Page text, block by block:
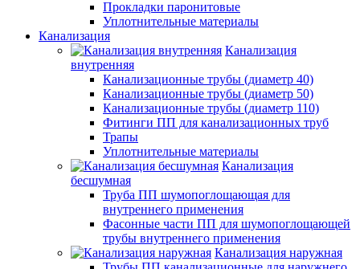
Прокладки паронитовые
Уплотнительные материалы
Канализация
Канализация
внутренняя
Канализационные трубы (диаметр 40)
Канализационные трубы (диаметр 50)
Канализационные трубы (диаметр 110)
Фитинги ПП для канализационных труб
Трапы
Уплотнительные материалы
Канализация
бесшумная
Труба ПП шумопоглощающая для
внутреннего применения
Фасонные части ПП для шумопоглощающей
трубы внутреннего применения
Канализация наружная